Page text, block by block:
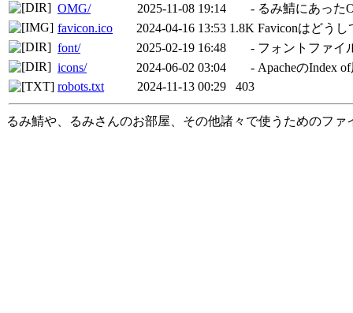
OMG/
2025-11-08 19:14 - るみ鯖にあった
favicon.ico
2024-04-16 13:53 1.8K Faviconはどう
font/
2025-02-19 16:48 - フォントファイ
icons/
2024-06-02 03:04 - ApacheのIndex
robots.txt
2024-11-13 00:29 403
るみ鯖や、るみさんのお部屋、その他諸々で使うためのファ